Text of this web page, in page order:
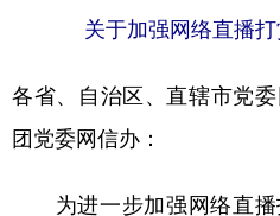
科技 科创
文化 书画
访谈
关于加强网络直播
各省、自治区、直辖市党
团党委网信办：
为进一步加强网络直播